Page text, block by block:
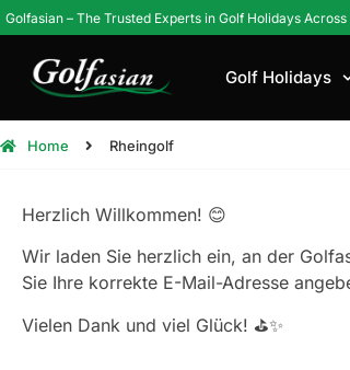
Golfasian – The Trusted Experts in Golf Holidays
Golf Holidays
Home Rheingolf
Herzlich Willkommen! 😊
Wir laden Sie herzlich ein, an der
Sie Ihre korrekte E-Mail-Adresse
Vielen Dank und viel Glück! ⛳✨